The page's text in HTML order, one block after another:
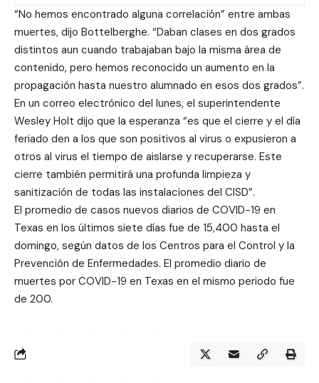
“No hemos encontrado alguna correlación” entre ambas
muertes, dijo Bottelberghe. “Daban clases en dos grados
distintos aun cuando trabajaban bajo la misma área de
contenido, pero hemos reconocido un aumento en la
propagación hasta nuestro alumnado en esos dos grados”.
En un correo electrónico del lunes, el superintendente
Wesley Holt dijo que la esperanza “es que el cierre y el día
feriado den a los que son positivos al virus o expusieron a
otros al virus el tiempo de aislarse y recuperarse. Este
cierre también permitirá una profunda limpieza y
sanitización de todas las instalaciones del CISD”.
El promedio de casos nuevos diarios de COVID-19 en
Texas en los últimos siete días fue de 15,400 hasta el
domingo, según datos de los Centros para el Control y la
Prevención de Enfermedades. El promedio diario de
muertes por COVID-19 en Texas en el mismo periodo fue
de 200.